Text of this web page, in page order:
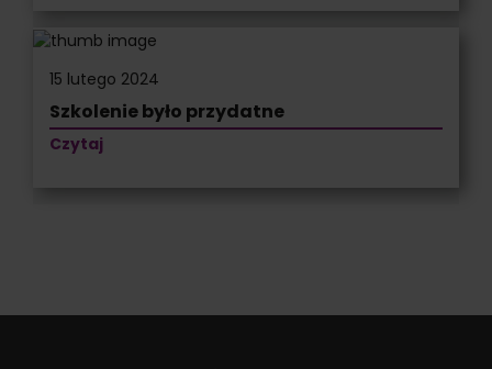
15 lutego 2024
Szkolenie było przydatne
Czytaj